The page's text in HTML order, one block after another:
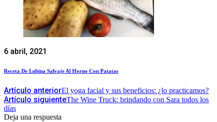
6 abril, 2021
Receta De Lubina Salvaje Al Horno Con Patatas
Artículo anteriorEl yoga facial y sus beneficios: ¿lo practicamos?
Artículo siguienteThe Wine Truck: brindando con Sara todos los
días
Deja una respuesta